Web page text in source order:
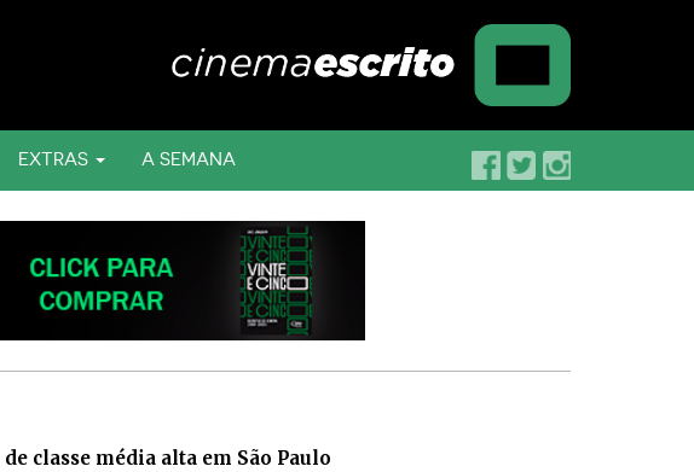
EXTRAS A SEMANA
classe média alta em São Paulo